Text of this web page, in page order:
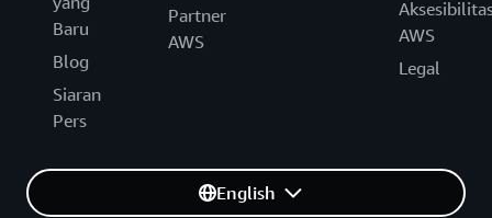
Baru
Blog
Siaran
Pers
Partner
AWS
AWS
Legal
English